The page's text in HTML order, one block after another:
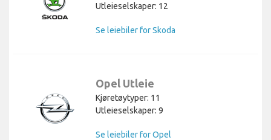
Utleieselskaper: 12
Se leiebiler for Skoda
Opel Utleie
Kjøretøytyper: 11
Utleieselskaper: 9
Se leiebiler for Opel